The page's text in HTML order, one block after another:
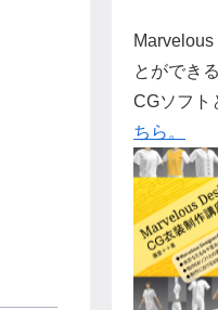
とができ
CGソフト
ちら。